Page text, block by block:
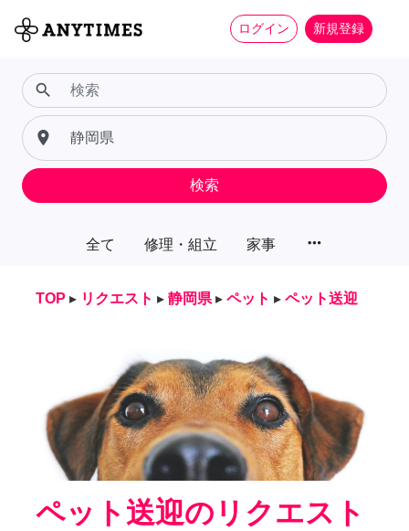
ログイン 新規登録
全て 修理・組立 家事 more_horiz
search
place
検索
TOP ▸ リクエスト ▸ 静岡県 ▸ ペット ▸ ペット送迎
ペット送迎のリクエスト